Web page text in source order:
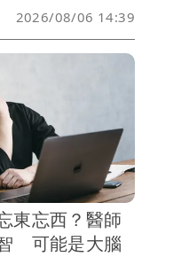
性疾病，近期沒有
中旬開始出現發
情遲遲未改善而就
感染傷寒。目前個
家休養，相關衛生
健康狀況。
2026/08/06 14:39
東忘西？醫師
可能是大腦